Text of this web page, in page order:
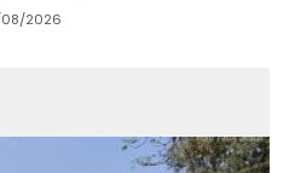
2026